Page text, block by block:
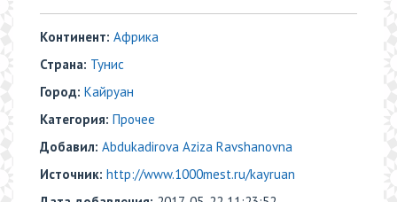
Континент: Африка
Страна: Тунис
Город: Кайруан
Категория: Прочее
Добавил: Abdukadirova Aziza Ravshanovna
Источник: http://www.1000mest.ru/kayruan